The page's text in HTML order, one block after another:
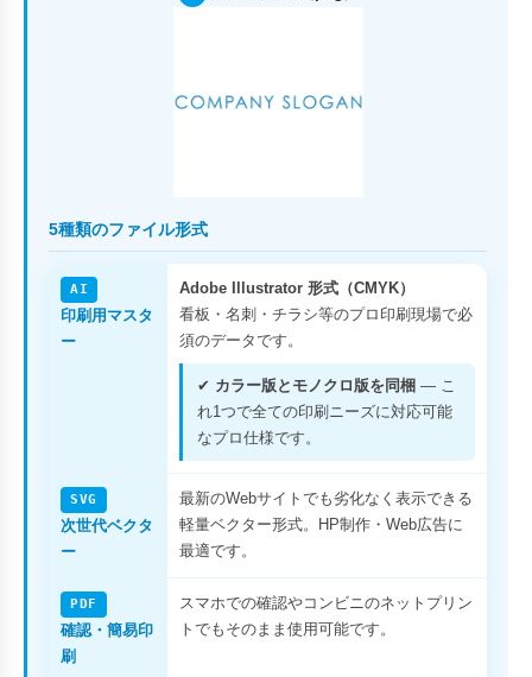
5種類のファイル形式
AI
印刷用マスタ
ー
Adobe Illustrator 形式（CMYK）
看板・名刺・チラシ等のプロ印刷現場で必
須のデータです。
✔ カラー版とモノクロ版を同梱 — こ
れ1つで全ての印刷ニーズに対応可能
なプロ仕様です。
SVG
次世代ベクタ
ー
最新のWebサイトでも劣化なく表示できる
軽量ベクター形式。HP制作・Web広告に
最適です。
PDF
確認・簡易印
刷
スマホでの確認やコンビニのネットプリン
トでもそのまま使用可能です。